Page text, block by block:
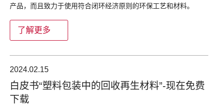
产品，而且致力于使用符合闭环经济原则的环保工艺和材料。
了解更多
2024.02.15
白皮书“塑料包装中的回收再生材料”-现在免费
下载